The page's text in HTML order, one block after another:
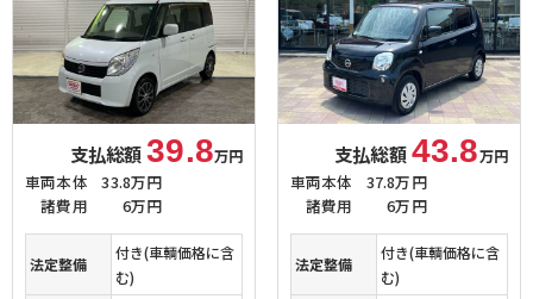
支払総額39.8万円
車両本体
33.8万円
諸費用
6万円
法定整備
付き(車輌価格に含
む)
支払総額43.8万円
車両本体
37.8万円
諸費用
6万円
法定整備
付き(車輌価格に含
む)